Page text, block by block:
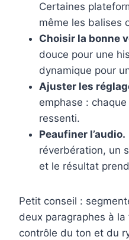
Certaines
même les balises
Choisir la bonne
douce pour une
dynamique pour
Ajuster les
emphase :
ressenti.
Peaufiner l’audio.
réverbération, un
et le résultat
Petit conseil :
deux paragraphes à
contrôle du ton et du